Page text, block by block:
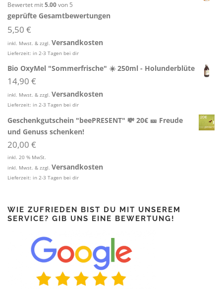
Bewertet mit5.00von 5
geprüfte Gesamtbewertungen
5,50 €
inkl. Mwst. & zzgl. Versandkosten
Lieferzeit: in 2-3 Tagen bei dir
Bio OxyMel "Sommerfrische" ☀️ 250ml - Holunderblüte
14,90 €
inkl. Mwst. & zzgl. Versandkosten
Lieferzeit: in 2-3 Tagen bei dir
Geschenkgutschein "beePRESENT" 💸 20€ 🎫 Freude
und Genuss schenken!
20,00 €
inkl. 20 % MwSt.
inkl. Mwst. & zzgl. Versandkosten
Lieferzeit: in 2-3 Tagen bei dir
WIE ZUFRIEDEN BIST DU MIT UNSEREM
SERVICE? GIB UNS EINE BEWERTUNG!